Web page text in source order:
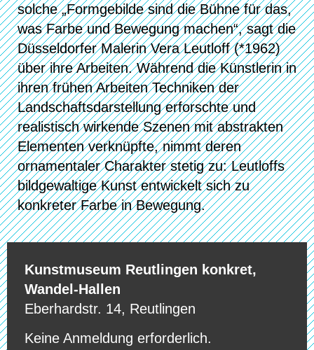
solche „Formgebilde sind die Bühne für das,
was Farbe und Bewegung machen“, sagt die
Düsseldorfer Malerin Vera Leutloff (*1962)
über ihre Arbeiten. Während die Künstlerin in
ihren frühen Arbeiten Techniken der
Landschaftsdarstellung erforschte und
realistisch wirkende Szenen mit abstrakten
Elementen verknüpfte, nimmt deren
ornamentaler Charakter stetig zu: Leutloffs
bildgewaltige Kunst entwickelt sich zu
konkreter Farbe in Bewegung.
Kunstmuseum Reutlingen konkret,
Wandel-Hallen
Eberhardstr. 14, Reutlingen
Keine Anmeldung erforderlich.